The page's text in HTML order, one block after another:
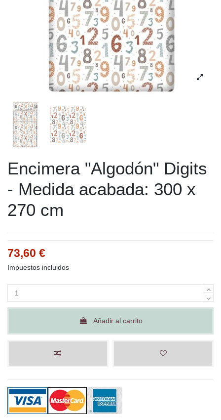
Encimera "Algodón" Digits
- Medida acabada: 300 x
270 cm
73,60 €
Impuestos incluidos
Añadir al carrito